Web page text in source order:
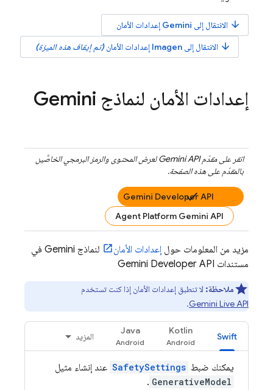
arrow_downward الانتقال إلى Gemini إعدادات الأمان
arrow_downward الانتقال إلى Imagen إعدادات الأمان(تم إيقاف هذه الميزة)
إعدادات الأمان لنماذج Gemini
انقر على مقدّمGemini APIلعرض المحتوى والرمز البرمجي الخاصَّين
بالمقدّم على هذه الصفحة.
Gemini Developer API
Agent Platform Gemini API
مزيد من المعلومات حول إعدادات الأمان لنماذج Gemini في
مستندات Gemini Developer API
ملاحظة: لا تنطبق إعدادات الأمان إذا كنت تستخدم
Gemini Live API
.
Swift
Kotlin
Java
المزيد
يمكنك ضبط SafetySettings عند إنشاء مثيل
GenerativeModel
.